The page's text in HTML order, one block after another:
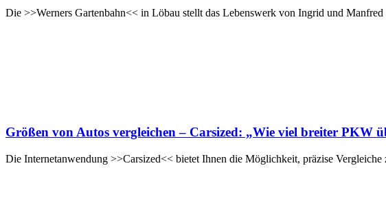
Die >>Werners Gartenbahn<< in Löbau stellt das Lebenswerk von Ingrid und
Größen von Autos vergleichen – Carsized: „Wie viel breiter PKW
Die Internetanwendung >>Carsized<< bietet Ihnen die Möglichkeit, präzise